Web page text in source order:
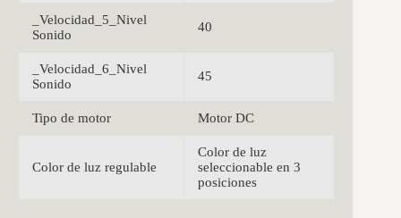
_Velocidad_5_Nivel
Sonido
40
_Velocidad_6_Nivel
Sonido
45
Tipo de motor Motor DC
Color de luz regulable
Color de luz
seleccionable en 3
posiciones